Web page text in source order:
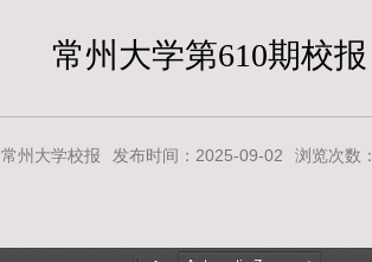
常州大学第610期校报
常州大学校报 发布时间：2025-09-02 浏览次数：